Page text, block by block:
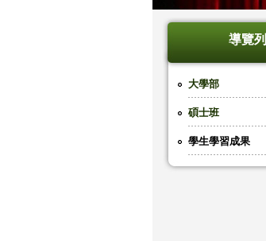
導覽列
大學部
碩士班
學生學習成果